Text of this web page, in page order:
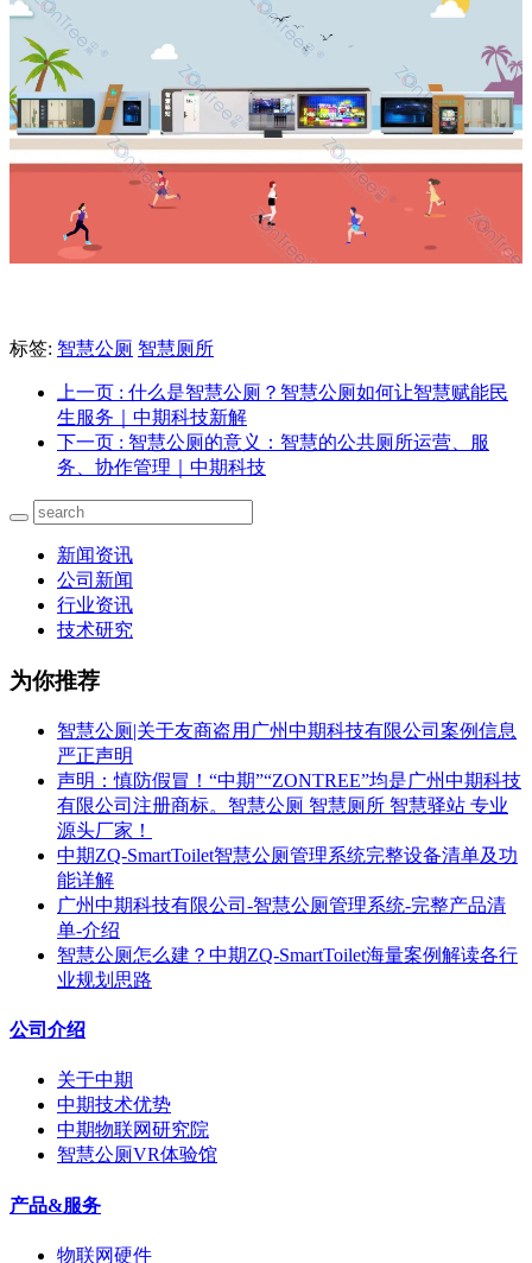
标签: 智慧公厕 智慧厕所
上一页 : 什么是智慧公厕？智慧公厕如何让智慧赋能民
生服务｜中期科技新解
下一页 : 智慧公厕的意义：智慧的公共厕所运营、服
务、协作管理｜中期科技
新闻资讯
公司新闻
行业资讯
技术研究
为你推荐
智慧公厕|关于友商盗用广州中期科技有限公司案例信息
严正声明
声明：慎防假冒！“中期”“ZONTREE”均是广州中期科技
有限公司注册商标。智慧公厕 智慧厕所 智慧驿站 专业
源头厂家！
中期ZQ-SmartToilet智慧公厕管理系统完整设备清单及功
能详解
广州中期科技有限公司-智慧公厕管理系统-完整产品清
单-介绍
智慧公厕怎么建？中期ZQ-SmartToilet海量案例解读各行
业规划思路
公司介绍
关于中期
中期技术优势
中期物联网研究院
智慧公厕VR体验馆
产品&服务
物联网硬件